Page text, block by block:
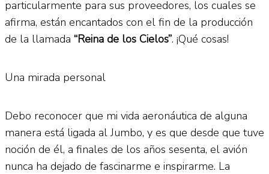
particularmente para sus proveedores, los cuales se
afirma, están encantados con el fin de la producción
de la llamada “Reina de los Cielos”. ¡Qué cosas!
Una mirada personal
Debo reconocer que mi vida aeronáutica de alguna
manera está ligada al Jumbo, y es que desde que tuve
noción de él, a finales de los años sesenta, el avión
nunca ha dejado de fascinarme e inspirarme. La